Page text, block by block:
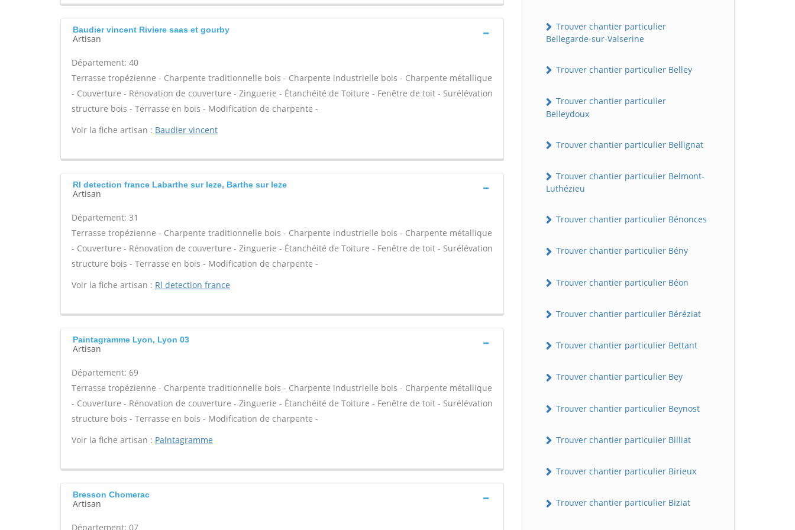
Baudier vincent Riviere saas et gourby
Artisan
Département: 40
Terrasse tropézienne - Charpente traditionnelle bois - Charpente industrielle bois - Charpente métallique
- Couverture - Rénovation de couverture - Zinguerie - Étanchéité de Toiture - Fenêtre de toit - Surélévation
structure bois - Terrasse en bois - Modification de charpente -
Voir la fiche artisan : Baudier vincent
Rl detection france Labarthe sur leze, Barthe sur leze
Artisan
Département: 31
Terrasse tropézienne - Charpente traditionnelle bois - Charpente industrielle bois - Charpente métallique
- Couverture - Rénovation de couverture - Zinguerie - Étanchéité de Toiture - Fenêtre de toit - Surélévation
structure bois - Terrasse en bois - Modification de charpente -
Voir la fiche artisan : Rl detection france
Paintagramme Lyon, Lyon 03
Artisan
Département: 69
Terrasse tropézienne - Charpente traditionnelle bois - Charpente industrielle bois - Charpente métallique
- Couverture - Rénovation de couverture - Zinguerie - Étanchéité de Toiture - Fenêtre de toit - Surélévation
structure bois - Terrasse en bois - Modification de charpente -
Voir la fiche artisan : Paintagramme
Bresson Chomerac
Artisan
Département: 07
Trouver chantier particulier
Bellegarde-sur-Valserine
Trouver chantier particulier Belley
Trouver chantier particulier
Belleydoux
Trouver chantier particulier Bellignat
Trouver chantier particulier Belmont-
Luthézieu
Trouver chantier particulier Bénonces
Trouver chantier particulier Bény
Trouver chantier particulier Béon
Trouver chantier particulier Béréziat
Trouver chantier particulier Bettant
Trouver chantier particulier Bey
Trouver chantier particulier Beynost
Trouver chantier particulier Billiat
Trouver chantier particulier Birieux
Trouver chantier particulier Biziat